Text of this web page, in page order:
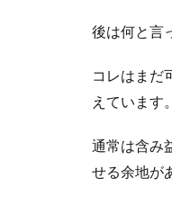
後は何と言
コレはまだ
えています。
通常は含み
せる余地が